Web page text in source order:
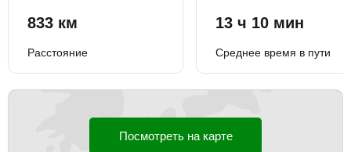
833 км
Расстояние
13 ч 10 мин
Среднее время в пути
Посмотреть на карте